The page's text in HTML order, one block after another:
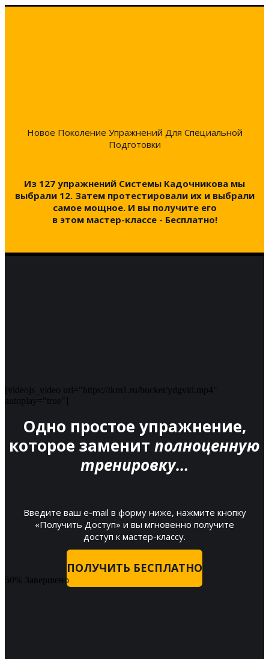
Новое Поколение Упражнений Для Специальной
Подготовки
Из 127 упражнений Системы Кадочникова мы
выбрали 12. Затем протестировали их и выбрали
самое мощное. И вы получите его
в этом мастер-классе - Бесплатно!
[videojs_video url="https://tkm1.ru/bucket/ydgvid.mp4"
autoplay="true"]
Одно простое упражнение,
которое заменит полноценную
тренировку…
Введите ваш e-mail в форму ниже, нажмите кнопку
«Получить Доступ» и вы мгновенно получите
доступ к мастер-классу.
ПОЛУЧИТЬ БЕСПЛАТНО
50% Завершено